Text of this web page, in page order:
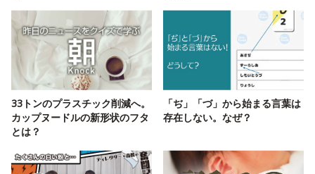
33トンのプラスチック削減へ。
カップヌードルの新形状のフタ
とは？
「ぢ」「づ」から始まる言葉は
存在しない。なぜ？